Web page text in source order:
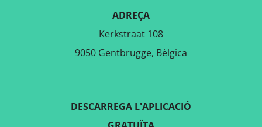
ADREÇA
Kerkstraat 108
9050 Gentbrugge, Bèlgica
DESCARREGA L'APLICACIÓ